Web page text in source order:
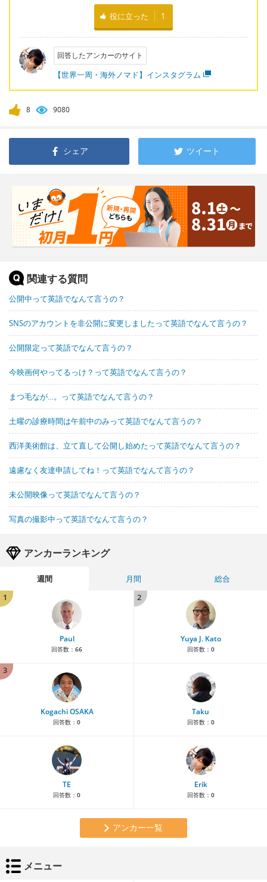
役に立った 1
回答したアンカーのサイト
【世界一周・海外ノマド】インスタグラム
8 9080
シェア ツイート
関連する質問
公開中って英語でなんて言うの？
SNSのアカウントを非公開に変更しましたって英語でなんて言うの？
公開限定って英語でなんて言うの？
今映画何やってるっけ？って英語でなんて言うの？
まつ毛なが…。って英語でなんて言うの？
土曜の診療時間は午前中のみって英語でなんて言うの？
西洋美術館は、立て直して公開し始めたって英語でなんて言うの？
遠慮なく友達申請してね！って英語でなんて言うの？
未公開映像って英語でなんて言うの？
写真の撮影中って英語でなんて言うの？
アンカーランキング
週間 月間
総合
1
Paul
回答数： 66
2
Yuya J. Kato
回答数： 0
3
Kogachi OSAKA
回答数： 0
Taku
回答数： 0
TE
回答数： 0
Erik
回答数： 0
アンカー一覧
メニュー